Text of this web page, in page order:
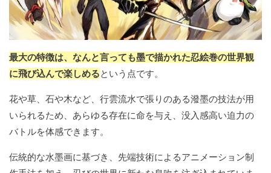
最大の特徴は、なんと言っても墨で描かれた忍絵巻の世界観
に飛び込んで楽しめるという点です。
花や草、石や木など、行雲流水で張りのある潑墨の技法が用
いられるため、あらゆる存在に命を与え、没入感高い迫力の
バトルを体感できます。
伝統的な水墨画に基づき、先端技術によるアニメーション制